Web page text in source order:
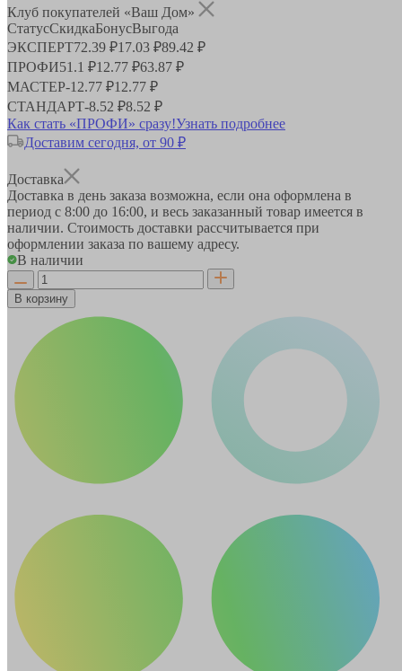
Клуб покупателей «Ваш Дом»
СтатусСкидкаБонусВыгода
ЭКСПЕРТ72.39 ₽17.03 ₽89.42 ₽
ПРОФИ51.1 ₽12.77 ₽63.87 ₽
МАСТЕР-12.77 ₽12.77 ₽
СТАНДАРТ-8.52 ₽8.52 ₽
Как стать «ПРОФИ» сразу!Узнать подробнее
Доставим сегодня, от 90 ₽
Доставка
Доставка в день заказа возможна, если она оформлена в
период с 8:00 до 16:00, и весь заказанный товар имеется в
наличии. Стоимость доставки рассчитывается при
оформлении заказа по вашему адресу.
В наличии
В корзину